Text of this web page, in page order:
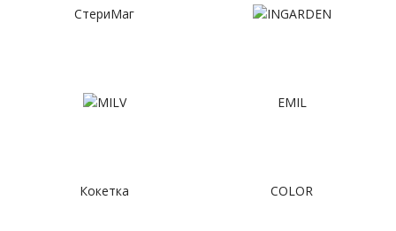
СтериМаг
EMIL
Кокетка COLOR